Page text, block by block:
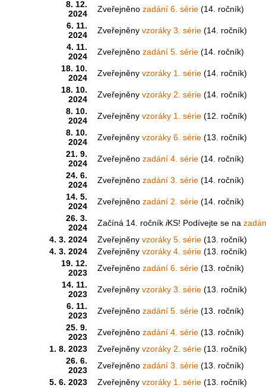
8. 12.
2024
Zveřejněno zadání 6. série (14. ročník)
6. 11.
2024
Zveřejněny vzoráky 3. série (14. ročník)
4. 11.
2024
Zveřejněno zadání 5. série (14. ročník)
18. 10.
2024
Zveřejněny vzoráky 1. série (14. ročník)
18. 10.
2024
Zveřejněny vzoráky 2. série (14. ročník)
8. 10.
2024
Zveřejněny vzoráky 1. série (12. ročník)
8. 10.
2024
Zveřejněny vzoráky 6. série (13. ročník)
21. 9.
2024
Zveřejněno zadání 4. série (14. ročník)
24. 6.
2024
Zveřejněno zadání 3. série (14. ročník)
14. 5.
2024
Zveřejněno zadání 2. série (14. ročník)
26. 3.
2024
Začíná 14. ročník iKS! Podívejte se na
4. 3. 2024
Zveřejněny vzoráky 5. série (13. ročník)
4. 3. 2024
Zveřejněny vzoráky 4. série (13. ročník)
19. 12.
2023
Zveřejněno zadání 6. série (13. ročník)
14. 11.
2023
Zveřejněny vzoráky 3. série (13. ročník)
6. 11.
2023
Zveřejněno zadání 5. série (13. ročník)
25. 9.
2023
Zveřejněno zadání 4. série (13. ročník)
1. 8. 2023
Zveřejněny vzoráky 2. série (13. ročník)
26. 6.
2023
Zveřejněno zadání 3. série (13. ročník)
5. 6. 2023
Zveřejněny vzoráky 1. série (13. ročník)